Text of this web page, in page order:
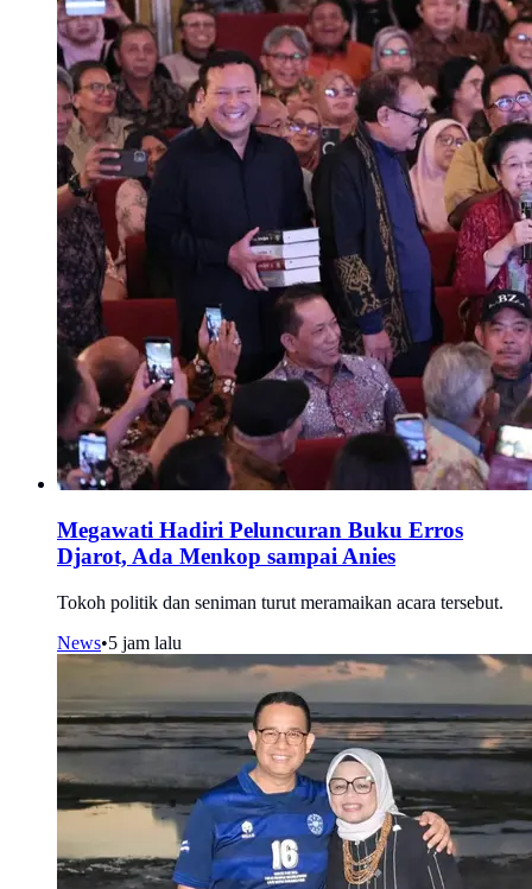
Megawati Hadiri Peluncuran Buku Erros
Djarot, Ada Menkop sampai Anies
Tokoh politik dan seniman turut meramaikan acara tersebut.
News•5 jam lalu